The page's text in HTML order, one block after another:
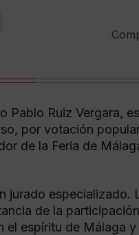
Pablo Ruiz Vergara,
por votación
de la Feria de
jurado especializado.
de la
el espíritu de Málaga